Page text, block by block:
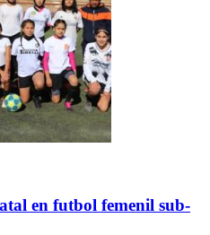
en futbol femenil sub-